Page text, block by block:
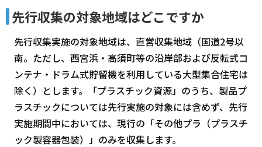
先行収集の対象地域はどこですか
先行収集実施の対象地域は、直営収集地域（国道2号以
南。ただし、西宮浜・高須町等の沿岸部および反転式コ
ンテナ・ドラム式貯留機を利用している大型集合住宅は
除く）とします。「プラスチック資源」のうち、製品プ
ラスチックについては先行実施の対象には含めず、先行
実施期間中においては、現行の「その他プラ（プラスチ
ック製容器包装）」のみを収集します。